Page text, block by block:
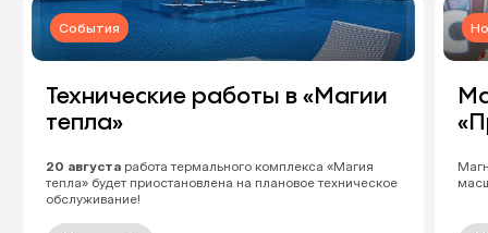
События
Технические работы в «Магии
тепла»
20 августаработа термального комплекса «Магия
тепла» будет приостановлена на плановое техническое
обслуживание!